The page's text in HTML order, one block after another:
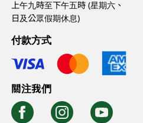
上午九時至下午五時 (星期六、
日及公眾假期休息)
付款方式
關注我們